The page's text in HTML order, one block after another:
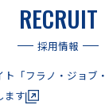
RECRUIT
採用情報
ト 「フラノ・ジョブ・
ます